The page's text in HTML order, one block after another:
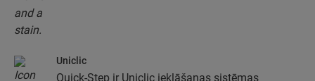
Uniclic
Quick-Step ir Uniclic ieklāšanas sistēmas